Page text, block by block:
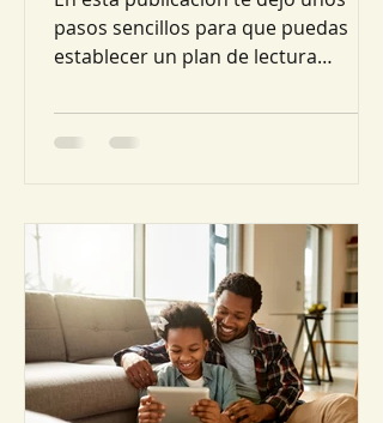
pasos?
pasos sencillos para que puedas
establecer un plan de lectura